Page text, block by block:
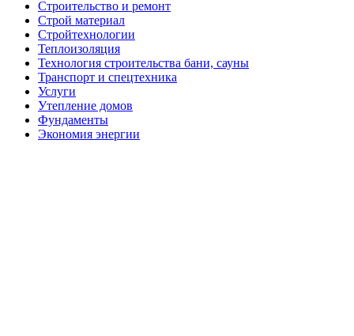
Строительство и ремонт
Строй материал
Стройтехнологии
Теплоизоляция
Технология строительства бани, сауны
Транспорт и спецтехника
Услуги
Утепление домов
Фундаменты
Экономия энергии